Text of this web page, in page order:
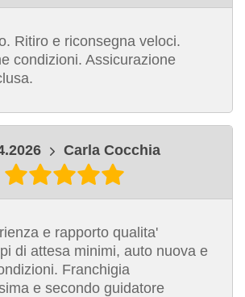
Ritiro e riconsegna veloci.
condizioni. Assicurazione
Carla Cocchia
e rapporto qualita'
di attesa minimi, auto nuova e
Franchigia
e secondo guidatore